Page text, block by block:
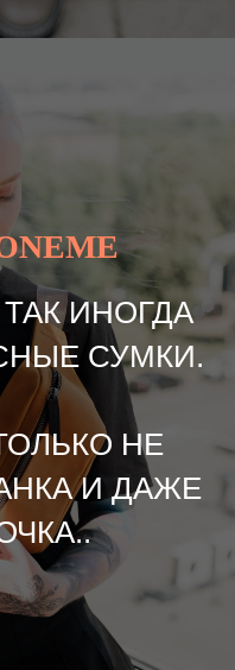
ИНОГДА
СУМКИ.
НЕ
И ДАЖЕ